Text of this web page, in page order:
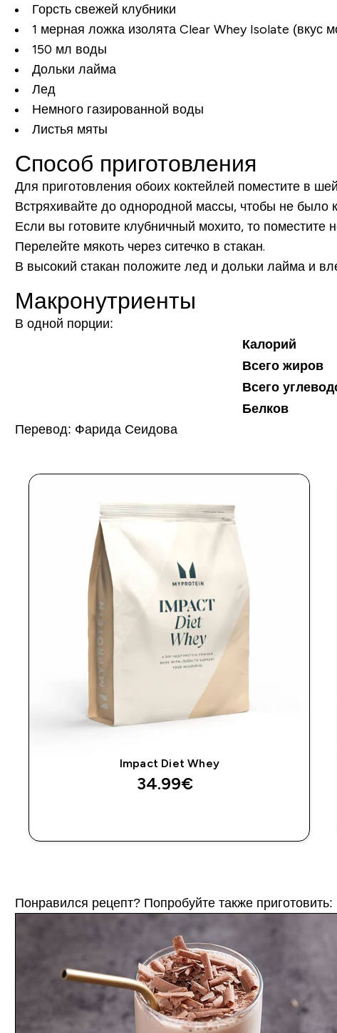
Горсть свежей клубники
1 мерная ложка изолята Clear Whey Isolate (вкус
150 мл воды
Дольки лайма
Лед
Немного газированной воды
Листья мяты
Способ приготовления
Для приготовления обоих коктейлей поместите в
Встряхивайте до однородной массы, чтобы не было
Если вы готовите клубничный мохито, то поместите
Перелейте мякоть через ситечко в стакан.
В высокий стакан положите лед и дольки лайма и
Макронутриенты
В одной порции:
Калорий
Всего жиров
Всего
Белков
Перевод: Фарида Сеидова
Impact Diet Whey
34.99€‎
Понравился рецепт? Попробуйте также приготовить: